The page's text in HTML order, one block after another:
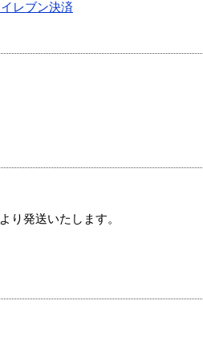
レブン決済
り発送いたします。